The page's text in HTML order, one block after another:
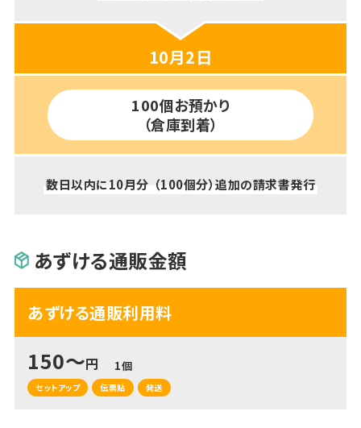
10月2日
100個お預かり
（倉庫到着）
数日以内に10月分 （100個分）追加の請求書発行
あずける通販金額
あずける通販利用料
150～円 1個
セットアップ 伝票貼 発送